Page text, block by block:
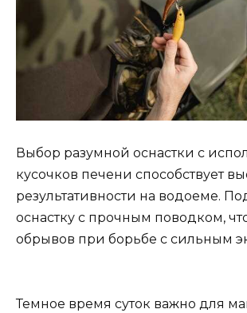
Выбор разумной оснастки с
кусочков печени способствует
результативности на водоеме.
оснастку с прочным поводком,
обрывов при борьбе с сильным
Темное время суток важно для